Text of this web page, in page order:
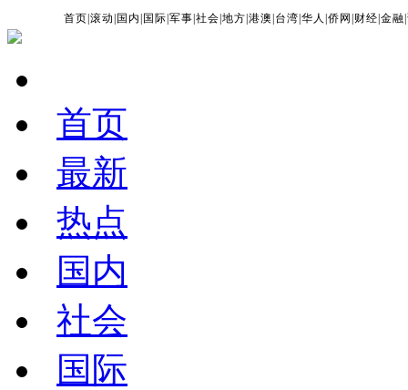
首页 |滚动 国内 国际 |军事 |社会 |地方 |港澳 台湾 |华人 |侨网 财经 |金融 |
首页
最新
热点
国内
社会
国际